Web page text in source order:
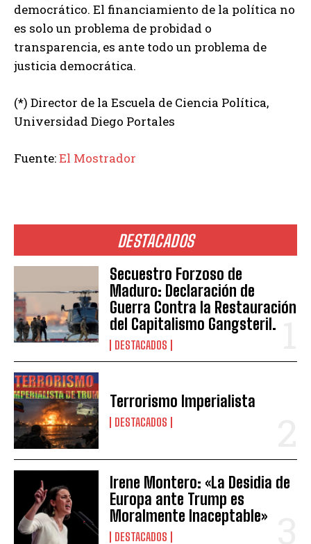
DESTACADOS
Secuestro Forzoso de
Maduro: Declaración de
Guerra Contra la Restauración
del Capitalismo Gangsteril.
DESTACADOS
Terrorismo Imperialista
DESTACADOS
Irene Montero: «La Desidia de
Europa ante Trump es
Moralmente Inaceptable»
DESTACADOS
democrático. El financiamiento de la política no
es solo un problema de probidad o
transparencia, es ante todo un problema de
justicia democrática.
(*) Director de la Escuela de Ciencia Política,
Universidad Diego Portales
Fuente:El Mostrador